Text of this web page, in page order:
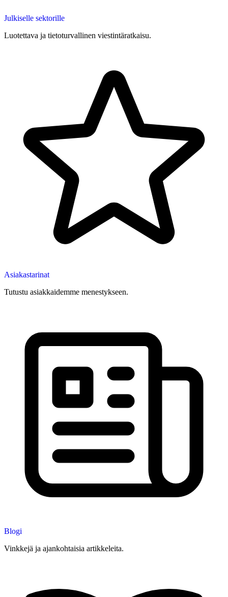
Julkiselle sektorille
Luotettava ja tietoturvallinen viestintäratkaisu.
Asiakastarinat
Tutustu asiakkaidemme menestykseen.
Blogi
Vinkkejä ja ajankohtaisia artikkeleita.